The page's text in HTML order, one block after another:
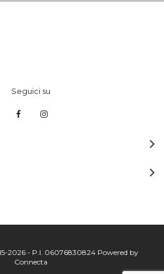
Seguici su
2026 - P.I. 06076830824 Powered by
Connecta